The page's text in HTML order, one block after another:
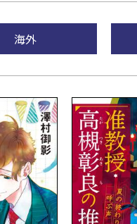
海外